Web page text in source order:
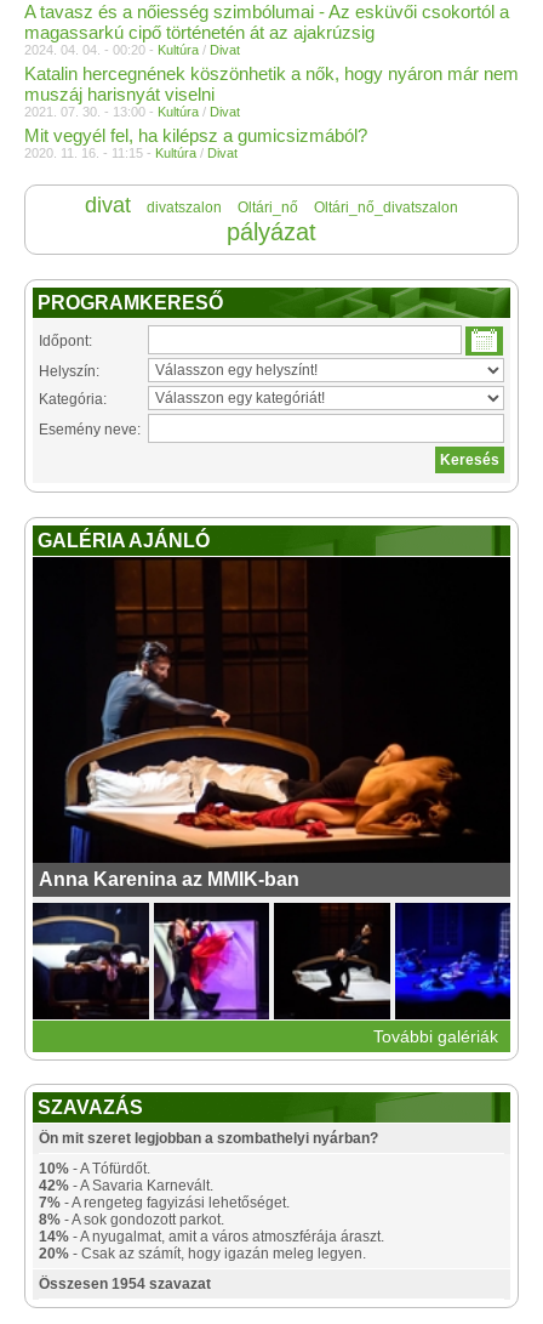
A tavasz és a nőiesség szimbólumai - Az esküvői csokortól a
magassarkú cipő történetén át az ajakrúzsig
2024. 04. 04. - 00:20 - Kultúra / Divat
Katalin hercegnének köszönhetik a nők, hogy nyáron már nem
muszáj harisnyát viselni
2021. 07. 30. - 13:00 - Kultúra / Divat
Mit vegyél fel, ha kilépsz a gumicsizmából?
2020. 11. 16. - 11:15 - Kultúra / Divat
divat divatszalon Oltári_nő Oltári_nő_divatszalon
pályázat
PROGRAMKERESŐ
Időpont:
Helyszín:
Kategória:
Esemény neve:
GALÉRIA AJÁNLÓ
Anna Karenina az MMIK-ban
További galériák
SZAVAZÁS
Ön mit szeret legjobban a szombathelyi nyárban?
10% - A Tófürdőt.
42% - A Savaria Karnevált.
7% - A rengeteg fagyizási lehetőséget.
8% - A sok gondozott parkot.
14% - A nyugalmat, amit a város atmoszférája áraszt.
20% - Csak az számít, hogy igazán meleg legyen.
Összesen 1954 szavazat